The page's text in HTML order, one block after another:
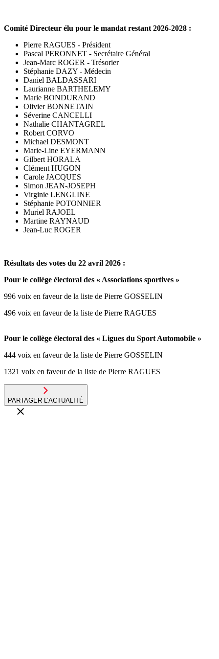
Comité Directeur élu pour le mandat restant 2026-2028 :
Pierre RAGUES - Président
Pascal PERONNET - Secrétaire Général
Jean-Marc ROGER - Trésorier
Stéphanie DAZY - Médecin
Daniel BALDASSARI
Laurianne BARTHELEMY
Marie BONDURAND
Olivier BONNETAIN
Séverine CANCELLI
Nathalie CHANTAGREL
Robert CORVO
Michael DESMONT
Marie-Line EYERMANN
Gilbert HORALA
Clément HUGON
Carole JACQUES
Simon JEAN-JOSEPH
Virginie LENGLINE
Stéphanie POTONNIER
Muriel RAJOEL
Martine RAYNAUD
Jean-Luc ROGER
Résultats des votes du 22 avril 2026 :
Pour le collège électoral des « Associations sportives »
996 voix en faveur de la liste de Pierre GOSSELIN
496 voix en faveur de la liste de Pierre RAGUES
Pour le collège électoral des « Ligues du Sport Automobile »
444 voix en faveur de la liste de Pierre GOSSELIN
1321 voix en faveur de la liste de Pierre RAGUES
PARTAGER L’ACTUALITÉ